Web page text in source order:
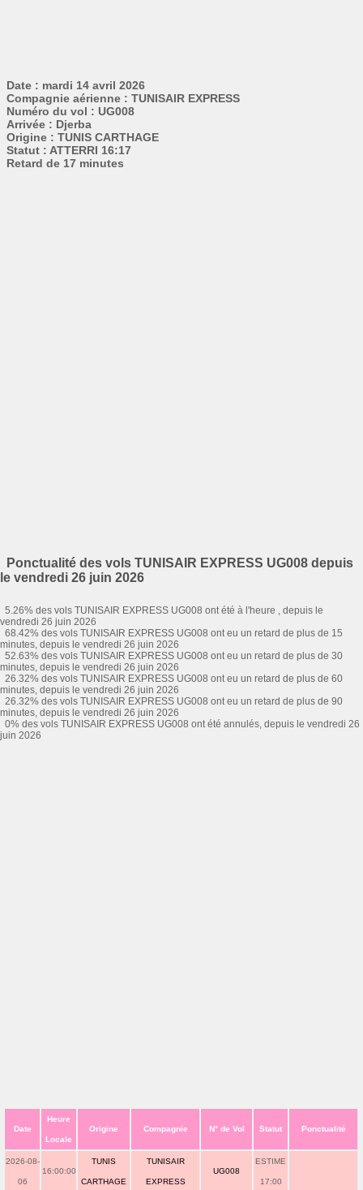
Date : mardi 14 avril 2026
Compagnie aérienne : TUNISAIR EXPRESS
Numéro du vol : UG008
Arrivée : Djerba
Origine : TUNIS CARTHAGE
Statut : ATTERRI 16:17
Retard de 17 minutes
Ponctualité des vols TUNISAIR EXPRESS UG008 depuis
le vendredi 26 juin 2026
5.26% des vols TUNISAIR EXPRESS UG008 ont été à l'heure , depuis le
vendredi 26 juin 2026
68.42% des vols TUNISAIR EXPRESS UG008 ont eu un retard de plus de 15
minutes, depuis le vendredi 26 juin 2026
52.63% des vols TUNISAIR EXPRESS UG008 ont eu un retard de plus de 30
minutes, depuis le vendredi 26 juin 2026
26.32% des vols TUNISAIR EXPRESS UG008 ont eu un retard de plus de 60
minutes, depuis le vendredi 26 juin 2026
26.32% des vols TUNISAIR EXPRESS UG008 ont eu un retard de plus de 90
minutes, depuis le vendredi 26 juin 2026
0% des vols TUNISAIR EXPRESS UG008 ont été annulés, depuis le vendredi 26
juin 2026
Date
Heure
Locale
Origine Compagnie N° de Vol Statut Ponctualité
2026-08-
06
16:00:00
TUNIS
CARTHAGE
TUNISAIR
EXPRESS
UG008
ESTIME
17:00